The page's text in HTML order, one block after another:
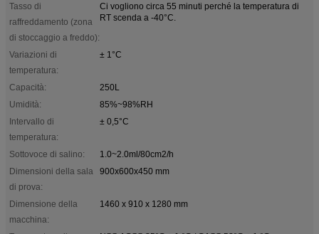
Tasso di
raffreddamento (zona
di stoccaggio a freddo):
Ci vogliono circa 55 minuti perché la temperatura di
RT scenda a -40°C.
Variazioni di
temperatura:
± 1°C
Capacità:
250L
Umidità:
85%~98%RH
Intervallo di
temperatura:
± 0,5°C
Sottovoce di salino:
1.0~2.0ml/80cm2/h
Dimensioni della sala
di prova:
900x600x450 mm
Dimensione della
macchina:
1460 x 910 x 1280 mm